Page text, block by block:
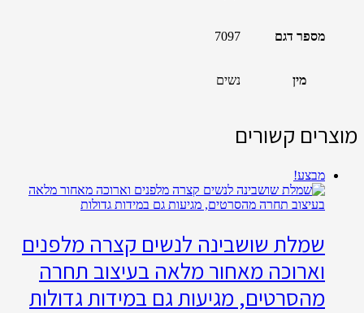
מספר דגם 7097
מין נשים
מוצרים קשורים
מבצע!
שמלת שושבינה לנשים קצרה מלפנים
וארוכה מאחור מלאה בעיצוב תחרה
מהסרטים, מגיעות גם במידות גדולות